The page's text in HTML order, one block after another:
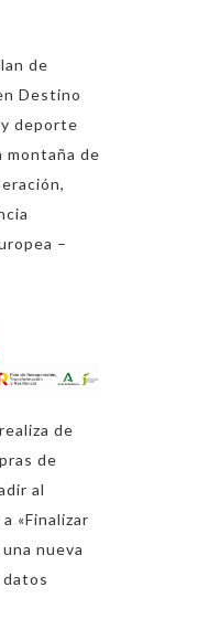
de
Destino
deporte
montaña de
–
de
de
al
«Finalizar
nueva